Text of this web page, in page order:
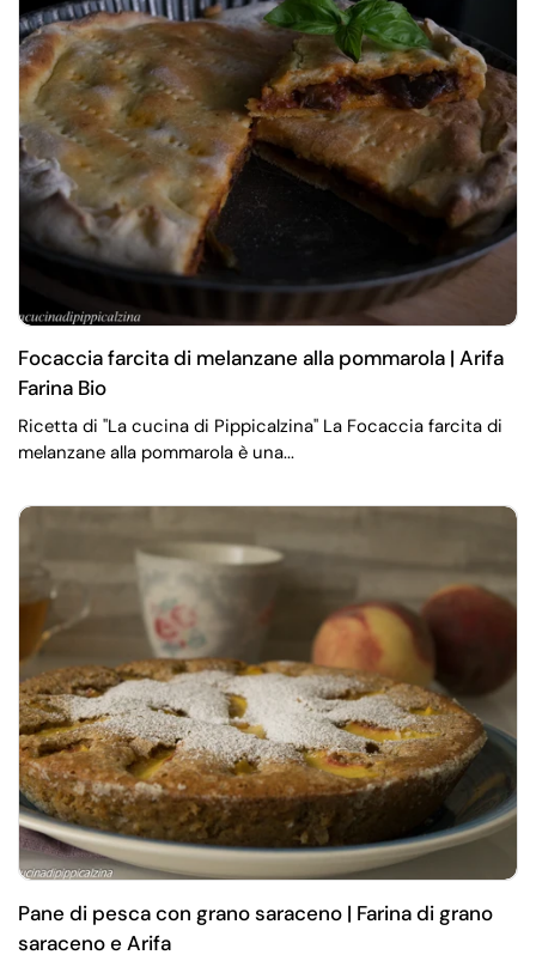
Focaccia farcita di melanzane alla pommarola | Arifa
Farina Bio
Ricetta di "La cucina di Pippicalzina" La Focaccia farcita di
melanzane alla pommarola è una...
Pane di pesca con grano saraceno | Farina di grano
saraceno e Arifa